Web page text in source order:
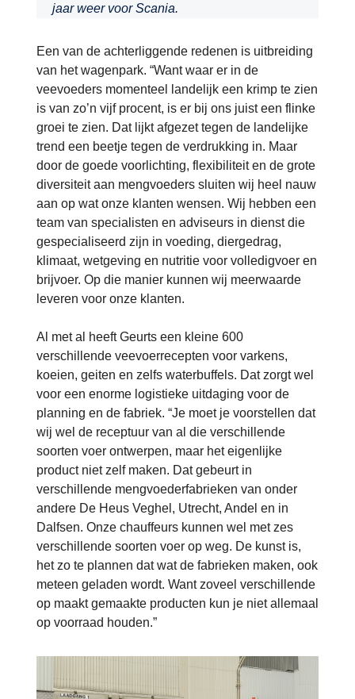
jaar weer voor Scania.
Een van de achterliggende redenen is uitbreiding
van het wagenpark. “Want waar er in de
veevoeders momenteel landelijk een krimp te zien
is van zo’n vijf procent, is er bij ons juist een flinke
groei te zien. Dat lijkt afgezet tegen de landelijke
trend een beetje tegen de verdrukking in. Maar
door de goede voorlichting, flexibiliteit en de grote
diversiteit aan mengvoeders sluiten wij heel nauw
aan op wat onze klanten wensen. Wij hebben een
team van specialisten en adviseurs in dienst die
gespecialiseerd zijn in voeding, diergedrag,
klimaat, wetgeving en nutritie voor volledigvoer en
brijvoer. Op die manier kunnen wij meerwaarde
leveren voor onze klanten.
Al met al heeft Geurts een kleine 600
verschillende veevoerrecepten voor varkens,
koeien, geiten en zelfs waterbuffels. Dat zorgt wel
voor een enorme logistieke uitdaging voor de
planning en de fabriek. “Je moet je voorstellen dat
wij wel de receptuur van al die verschillende
soorten voer ontwerpen, maar het eigenlijke
product niet zelf maken. Dat gebeurt in
verschillende mengvoederfabrieken van onder
andere De Heus Veghel, Utrecht, Andel en in
Dalfsen. Onze chauffeurs kunnen wel met zes
verschillende soorten voer op weg. De kunst is,
het zo te plannen dat wat de fabrieken maken, ook
meteen geladen wordt. Want zoveel verschillende
op maakt gemaakte producten kun je niet allemaal
op voorraad houden.”